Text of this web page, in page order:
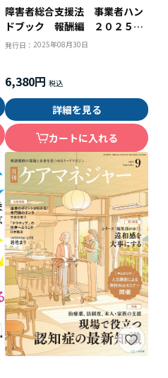
障害者総合支援法 事業者ハン
ドブック 報酬編 ２０２５年
版
発行日： 2025年08月30日
6,380円
詳細を見る
カートに入れる